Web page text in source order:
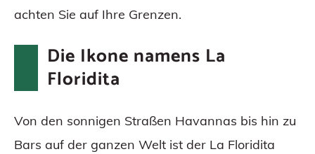
achten Sie auf Ihre Grenzen.
Die Ikone namens La
Floridita
Von den sonnigen Straßen Havannas bis hin zu
Bars auf der ganzen Welt ist der La Floridita